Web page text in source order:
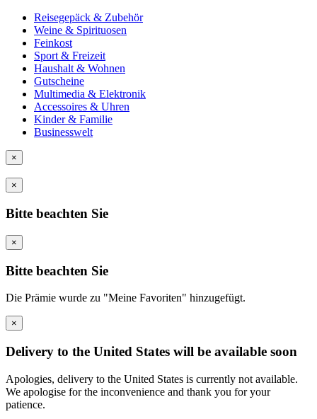
Reisegepäck & Zubehör
Weine & Spirituosen
Feinkost
Sport & Freizeit
Haushalt & Wohnen
Gutscheine
Multimedia & Elektronik
Accessoires & Uhren
Kinder & Familie
Businesswelt
×
×
Bitte beachten Sie
×
Bitte beachten Sie
Die Prämie wurde zu "Meine Favoriten" hinzugefügt.
×
Delivery to the United States will be available soon
Apologies, delivery to the United States is currently not available.
We apologise for the inconvenience and thank you for your
patience.